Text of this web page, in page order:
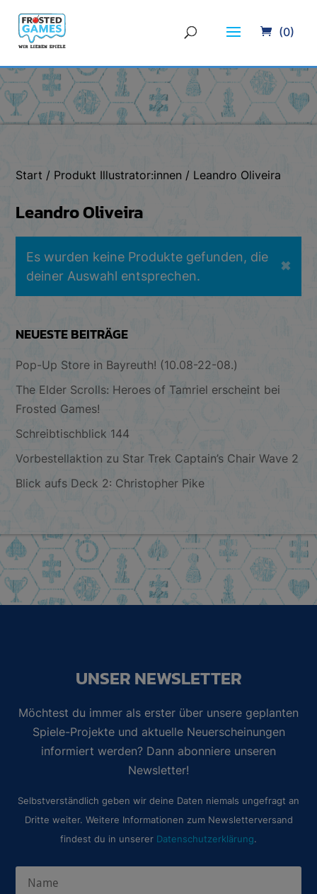
(0)
Start / Produkt Illustrator:innen / Leandro Oliveira
Leandro Oliveira
Es wurden keine Produkte gefunden, die
deiner Auswahl entsprechen.
✖
NEUESTE BEITRÄGE
Pop-Up Store in Bayreuth! (10.08-22-08.)
The Elder Scrolls: Heroes of Tamriel erscheint bei
Frosted Games!
Schreibtischblick 144
Vorbestellaktion zu Star Trek Captain’s Chair Wave 2
Blick aufs Deck 2: Christopher Pike
UNSER NEWSLETTER
Möchtest du immer als erster über unsere geplanten
Spiele-Projekte und aktuelle Neuerscheinungen
informiert werden? Dann abonniere unseren
Newsletter!
Selbstverständlich geben wir deine Daten niemals ungefragt an
Dritte weiter. Weitere Informationen zum Newsletterversand
findest du in unserer Datenschutzerklärung.